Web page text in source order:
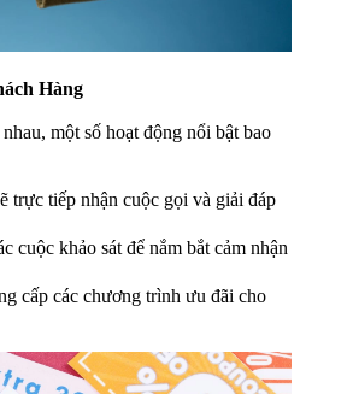
Hàng
một số hoạt động nổi bật bao
trực tiếp nhận cuộc gọi và giải đáp
cuộc khảo sát để nắm bắt cảm nhận
cấp các chương trình ưu đãi cho